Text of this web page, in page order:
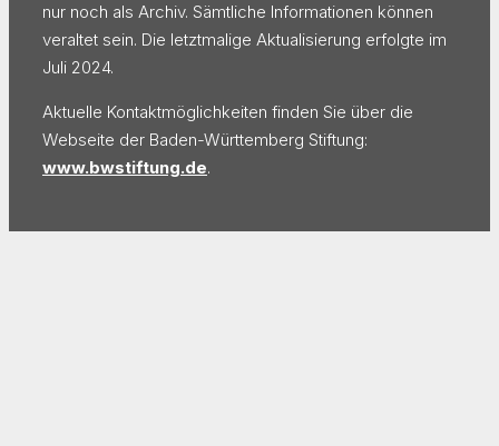
nur noch als Archiv. Sämtliche Informationen können
veraltet sein. Die letztmalige Aktualisierung erfolgte im
Juli 2024.
Aktuelle Kontaktmöglichkeiten finden Sie über die
Webseite der Baden-Württemberg Stiftung:
www.bwstiftung.de.